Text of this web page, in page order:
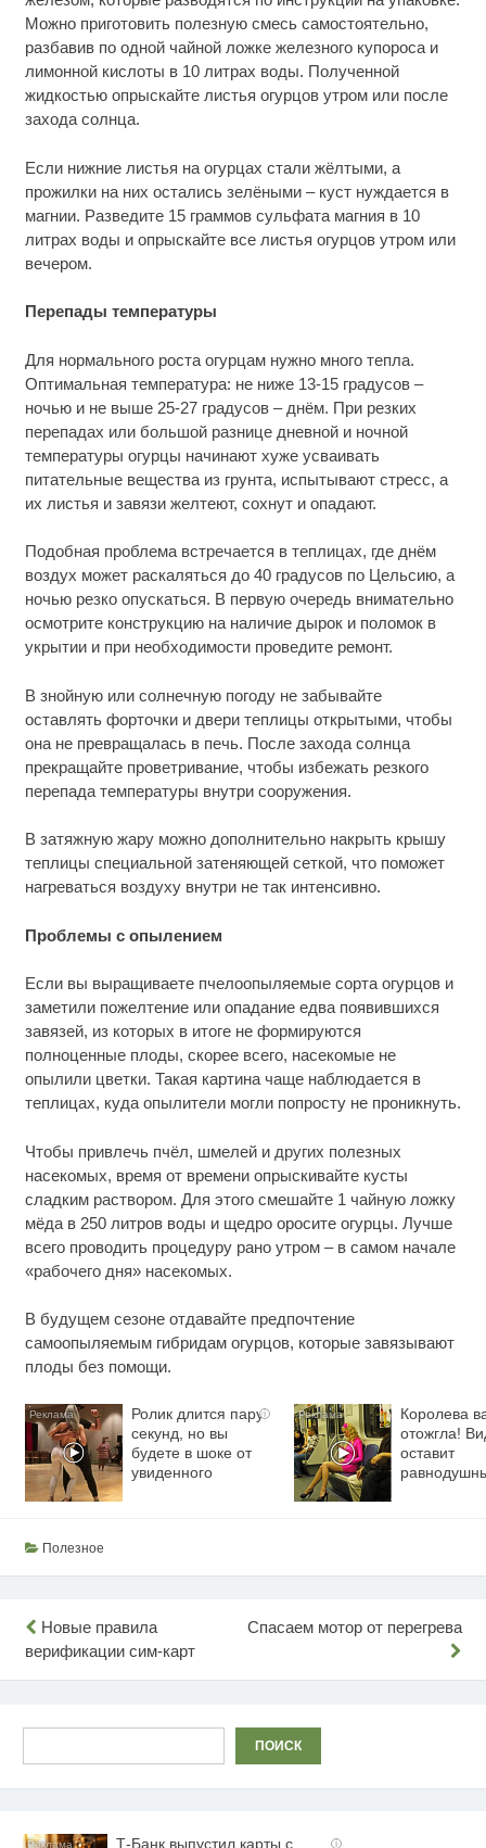
Можно приготовить полезную смесь самостоятельно,
разбавив по одной чайной ложке железного купороса и
лимонной кислоты в 10 литрах воды. Полученной
жидкостью опрыскайте листья огурцов утром или после
захода солнца.
Если нижние листья на огурцах стали жёлтыми, а
прожилки на них остались зелёными – куст нуждается в
магнии. Разведите 15 граммов сульфата магния в 10
литрах воды и опрыскайте все листья огурцов утром или
вечером.
Перепады температуры
Для нормального роста огурцам нужно много тепла.
Оптимальная температура: не ниже 13-15 градусов –
ночью и не выше 25-27 градусов – днём. При резких
перепадах или большой разнице дневной и ночной
температуры огурцы начинают хуже усваивать
питательные вещества из грунта, испытывают стресс, а
их листья и завязи желтеют, сохнут и опадают.
Подобная проблема встречается в теплицах, где днём
воздух может раскаляться до 40 градусов по Цельсию, а
ночью резко опускаться. В первую очередь внимательно
осмотрите конструкцию на наличие дырок и поломок в
укрытии и при необходимости проведите ремонт.
В знойную или солнечную погоду не забывайте
оставлять форточки и двери теплицы открытыми, чтобы
она не превращалась в печь. После захода солнца
прекращайте проветривание, чтобы избежать резкого
перепада температуры внутри сооружения.
В затяжную жару можно дополнительно накрыть крышу
теплицы специальной затеняющей сеткой, что поможет
нагреваться воздуху внутри не так интенсивно.
Проблемы с опылением
Если вы выращиваете пчелоопыляемые сорта огурцов и
заметили пожелтение или опадание едва появившихся
завязей, из которых в итоге не формируются
полноценные плоды, скорее всего, насекомые не
опылили цветки. Такая картина чаще наблюдается в
теплицах, куда опылители могли попросту не проникнуть.
Чтобы привлечь пчёл, шмелей и других полезных
насекомых, время от времени опрыскивайте кусты
сладким раствором. Для этого смешайте 1 чайную ложку
мёда в 250 литров воды и щедро оросите огурцы. Лучше
всего проводить процедуру рано утром – в самом начале
«рабочего дня» насекомых.
В будущем сезоне отдавайте предпочтение
самоопыляемым гибридам огурцов, которые завязывают
плоды без помощи.
i
Ролик длится пару
секунд, но вы
будете в шоке от
увиденного
Королева
отожгла!
оставит
Полезное
Навигация
по
Новые правила
верификации сим-карт
Спасаем мотор от перегрева
ПОИСК
i
Т-Банк выпустил карты с